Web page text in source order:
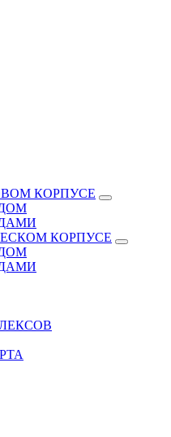
КОРПУСЕ
КОРПУСЕ